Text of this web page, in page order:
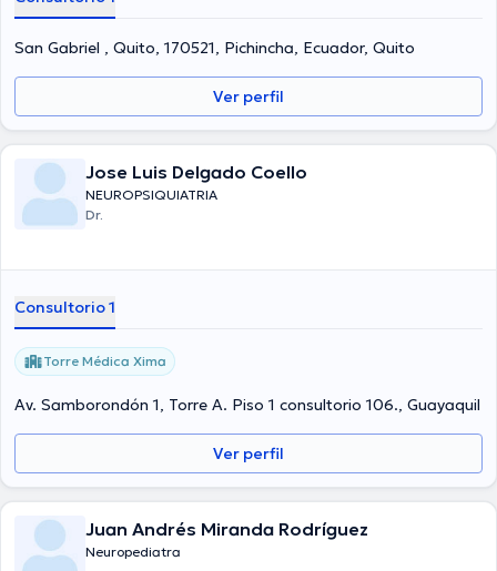
San Gabriel , Quito, 170521, Pichincha, Ecuador, Quito
Ver perfil
Jose Luis Delgado Coello
NEUROPSIQUIATRIA
Dr.
Consultorio 1
Torre Médica Xima
Av. Samborondón 1, Torre A. Piso 1 consultorio 106., Guayaquil
Ver perfil
Juan Andrés Miranda Rodríguez
Neuropediatra